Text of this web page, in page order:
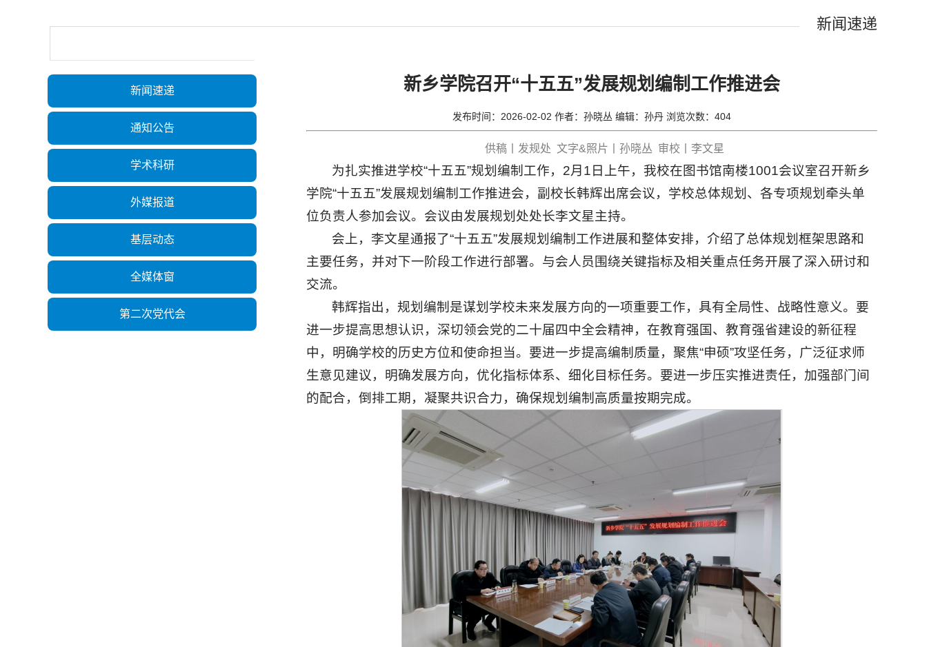
新闻速递
新闻速递
通知公告
学术科研
外媒报道
基层动态
全媒体窗
第二次党代会
新乡学院召开“十五五”发展规划编制工作推进会
发布时间：2026-02-02 作者：孙晓丛 编辑：孙丹 浏览次数： 404
供稿丨发规处 文字&照片丨孙晓丛 审校丨李文星
为扎实推进学校“十五五”规划编制工作，2月1日上午，我校在图书馆南楼1001会议室召开新乡
学院“十五五”发展规划编制工作推进会，副校长韩辉出席会议，学校总体规划、各专项规划牵头单
位负责人参加会议。会议由发展规划处处长李文星主持。
会上，李文星通报了“十五五”发展规划编制工作进展和整体安排，介绍了总体规划框架思路和
主要任务，并对下一阶段工作进行部署。与会人员围绕关键指标及相关重点任务开展了深入研讨和
交流。
韩辉指出，规划编制是谋划学校未来发展方向的一项重要工作，具有全局性、战略性意义。要
进一步提高思想认识，深切领会党的二十届四中全会精神，在教育强国、教育强省建设的新征程
中，明确学校的历史方位和使命担当。要进一步提高编制质量，聚焦“申硕”攻坚任务，广泛征求师
生意见建议，明确发展方向，优化指标体系、细化目标任务。要进一步压实推进责任，加强部门间
的配合，倒排工期，凝聚共识合力，确保规划编制高质量按期完成。